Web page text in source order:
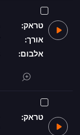
טראק:
אורך:
אלבום:
טראק: